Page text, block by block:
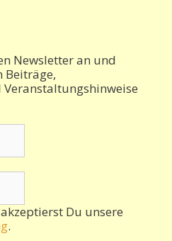
Newsletter an und
Beiträge,
Du unsere
.